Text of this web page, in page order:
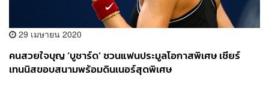
29 เมษายน 2020
คนสวยใจบุญ ‘บูชาร์ด’ ชวนแฟนประมูลโอกาสพิเศษ เชียร์
เทนนิสขอบสนามพร้อมดินเนอร์สุดพิเศษ